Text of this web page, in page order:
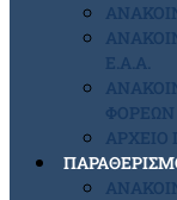
Ε.Α.Α.
ΦΟΡΕΩΝ